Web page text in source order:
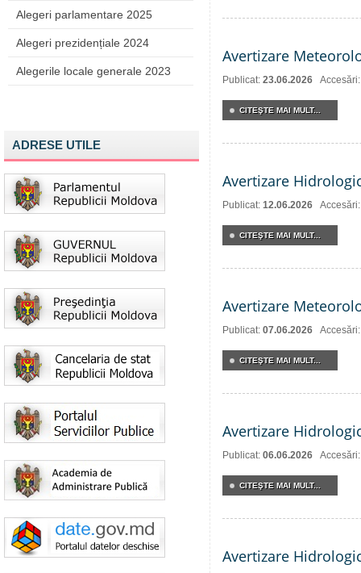
Alegeri parlamentare 2025
Alegeri prezidențiale 2024
Alegerile locale generale 2023
ADRESE UTILE
Avertizare
Publicat: 23.06.2026
CITEŞTE MAI MULT...
Avertizare
Publicat: 12.06.2026
CITEŞTE MAI MULT...
Avertizare
Publicat: 07.06.2026
CITEŞTE MAI MULT...
Avertizare
Publicat: 06.06.2026
CITEŞTE MAI MULT...
Avertizare